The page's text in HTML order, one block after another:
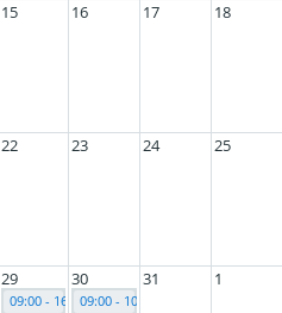
15 16 17 18
22 23 24 25
29
09:00 - 16:00
30
09:00 - 10:00
31 1